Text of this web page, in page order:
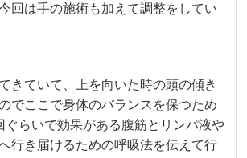
回は手の施術も加えて調整をしてい
きていて、上を向いた時の頭の傾き
でここで身体のバランスを保つため
ぐらいで効果がある腹筋とリンパ液や
行き届けるための呼吸法を伝えて行